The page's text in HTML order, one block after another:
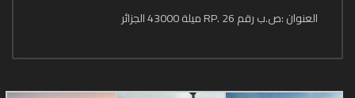
العنوان :ص.ب رقم 26 .RP ميلة 43000 الجزائر